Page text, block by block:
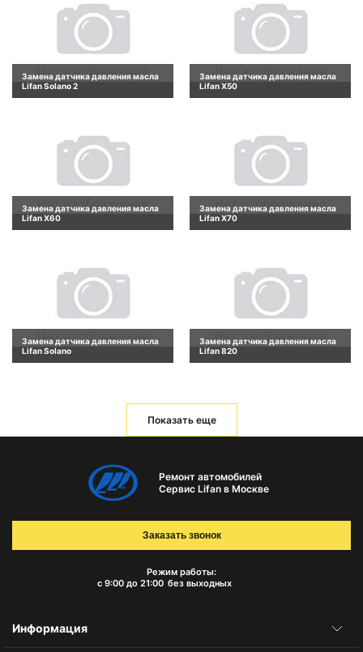
Замена датчика давления масла
Lifan Solano 2
Замена датчика давления масла
Lifan X50
Замена датчика давления масла
Lifan X60
Замена датчика давления масла
Lifan X70
Замена датчика давления масла
Lifan Solano
Замена датчика давления масла
Lifan 820
Показать еще
Ремонт автомобилей
Сервис Lifan в Москве
Режим работы:
с 9:00 до 21:00 без выходных
Заказать звонок
Информация